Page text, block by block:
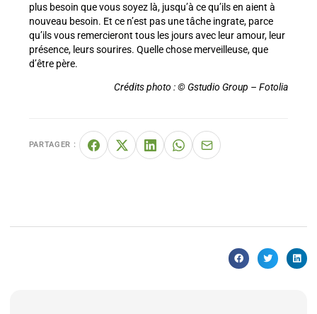
plus besoin que vous soyez là, jusqu’à ce qu’ils en aient à
nouveau besoin. Et ce n’est pas une tâche ingrate, parce
qu’ils vous remercieront tous les jours avec leur amour, leur
présence, leurs sourires. Quelle chose merveilleuse, que
d’être père.
Crédits photo : © Gstudio Group – Fotolia
PARTAGER :